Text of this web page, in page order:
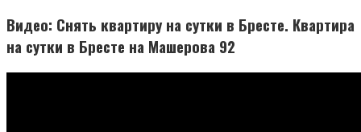
Видео: Снять квартиру на сутки в Бресте. Квартира
на сутки в Бресте на Машерова 92